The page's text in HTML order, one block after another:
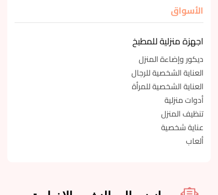
الأسواق
اجهزة منزلية للمطبخ
ديكور وإضاءة المنزل
العناية الشخصية للرجال
العناية الشخصية للمرأة
أدوات منزلية
تنظيف المنزل
عناية شخصية
ألعاب